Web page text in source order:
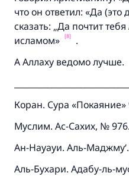
что он ответил: «Да
сказать: „Да почтит тебя
исламом»
[8]
.
А Аллаху ведомо лучше.
Коран. Сура «Покаяние»
Муслим. Ас-Сахих, № 976.
Ан-Науауи. Аль-
Аль-Бухари. Адабу-ль-